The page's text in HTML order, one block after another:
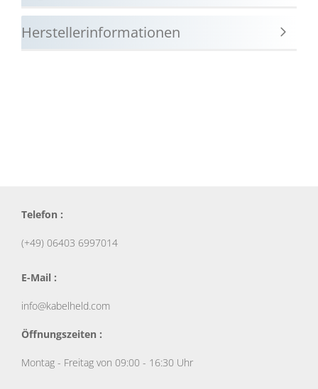
Herstellerinformationen
Telefon :
(+49) 06403 6997014
E-Mail :
info@kabelheld.com
Öffnungszeiten :
Montag - Freitag von 09:00 - 16:30 Uhr